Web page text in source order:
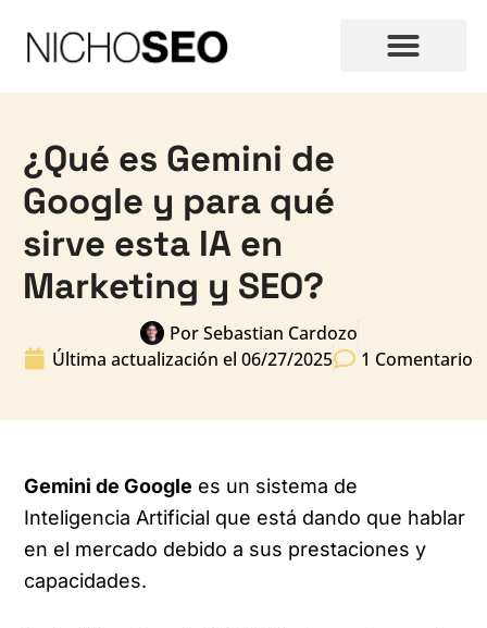
¿Qué es Gemini de
Google y para qué
sirve esta IA en
Marketing y SEO?
PorSebastian Cardozo
Última actualización el 06/27/2025 1 Comentario
Gemini de Google es un sistema de
Inteligencia Artificial que está dando que hablar
en el mercado debido a sus prestaciones y
capacidades.